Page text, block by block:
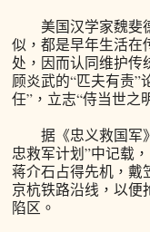
美国汉学家魏斐
似，都是早年生活在
处，因而认同维护传
顾炎武的“匹夫有责”
任”，立志“侍当世之
据《忠义救国军》
忠救军计划”中记载
蒋介石占得先机，戴
京杭铁路沿线，以便
陷区。